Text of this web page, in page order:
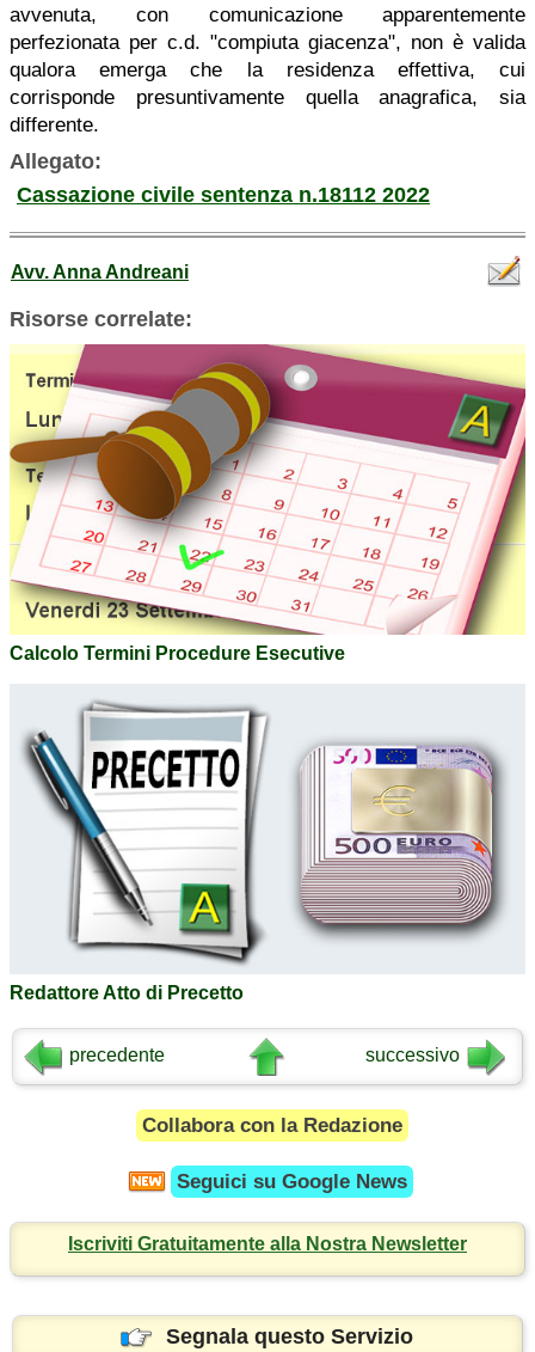
avvenuta, con comunicazione apparentemente
perfezionata per c.d. "compiuta giacenza", non è valida
qualora emerga che la residenza effettiva, cui
corrisponde presuntivamente quella anagrafica, sia
differente.
Allegato:
Cassazione civile sentenza n.18112 2022
Avv. Anna Andreani
Risorse correlate:
Calcolo Termini Procedure Esecutive
Redattore Atto di Precetto
precedente successivo
Collabora con la Redazione
Seguici su Google News
Iscriviti Gratuitamente alla Nostra Newsletter
Segnala questo Servizio